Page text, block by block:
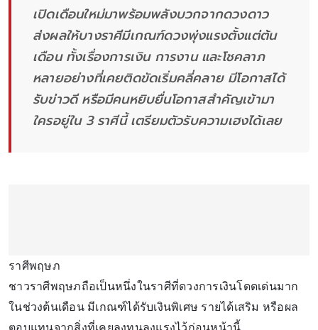
เปิดเดือนใหม่มาพร้อมพลังบวกจากดวงดาว
ส่งผลให้บางราศีมีเกณฑ์ดวงพุ่งแรงตั้งแต่ต้น
เดือน ทั้งเรื่องการเงิน การงาน และโชคลาภ
หลายอย่างที่เคยติดขัดเริ่มคลี่คลาย มีโอกาสได้
รับข่าวดี หรือมีคนหยิบยื่นโอกาสสำคัญเข้ามา
ใครอยู่ใน 3 ราศีนี้ เตรียมตัวรับความเฮงได้เลย
ราศีพฤษภ
ชาวราศีพฤษภถือเป็นหนึ่งในราศีที่ดวงการเงินโดดเด่นมาก
ในช่วงต้นเดือน มีเกณฑ์ได้รับเงินพิเศษ รายได้เสริม หรือผล
ตอบแทนจากสิ่งที่เคยลงทุนลงแรงไว้ก่อนหน้านี้